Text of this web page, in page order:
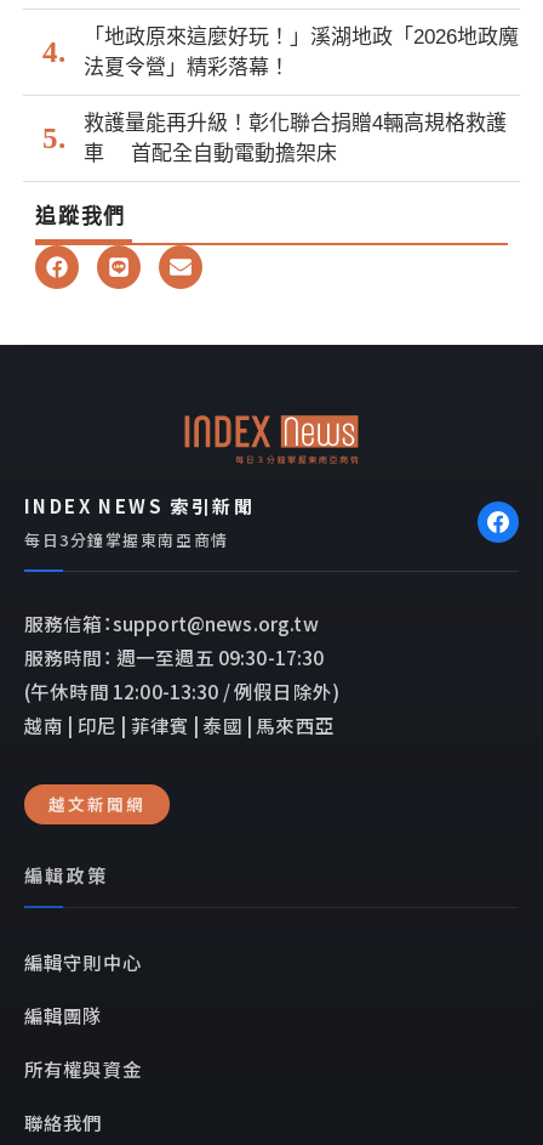
「地政原來這麼好玩！」溪湖地政「2026地政魔
法夏令營」精彩落幕！
救護量能再升級！彰化聯合捐贈4輛高規格救護
車 首配全自動電動擔架床
追蹤我們
F
a
b
L
i
E
n
l
INDEX NEWS 索引新聞
每日3分鐘掌握東南亞商情
服務信箱：support@news.org.tw
服務時間： 週一至週五 09:30-17:30
(午休時間 12:00-13:30 / 例假日除外)
越南 | 印尼 | 菲律賓 | 泰國 | 馬來西亞
越文新聞網
編輯政策
編輯守則中心
編輯團隊
所有權與資金
聯絡我們